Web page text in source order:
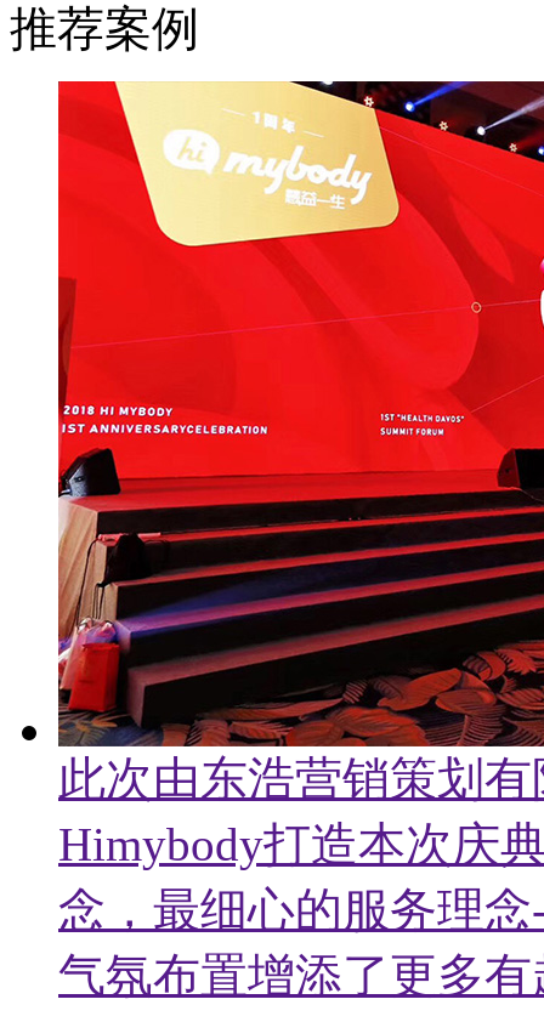
推荐案例
此次由东浩营销策划
Himybody打造本次庆
念，最细心的服务理
气氛布置增添了更多